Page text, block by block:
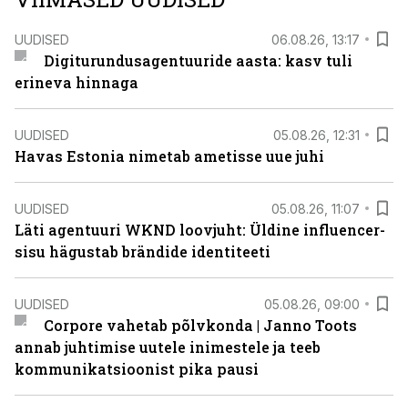
UUDISED 06.08.26, 13:17
Digiturundusagentuuride aasta: kasv tuli
erineva hinnaga
UUDISED 05.08.26, 12:31
Havas Estonia nimetab ametisse uue juhi
UUDISED 05.08.26, 11:07
Läti agentuuri WKND loovjuht: Üldine influencer-
sisu hägustab brändide identiteeti
UUDISED 05.08.26, 09:00
Corpore vahetab põlvkonda | Janno Toots
annab juhtimise uutele inimestele ja teeb
kommunikatsioonist pika pausi